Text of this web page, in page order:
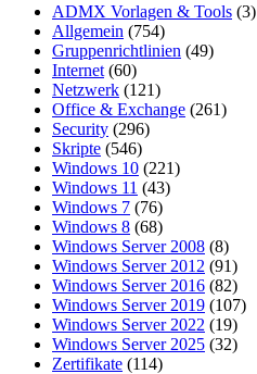
ADMX Vorlagen & Tools (3)
Allgemein (754)
Gruppenrichtlinien (49)
Internet (60)
Netzwerk (121)
Office & Exchange (261)
Security (296)
Skripte (546)
Windows 10 (221)
Windows 11 (43)
Windows 7 (76)
Windows 8 (68)
Windows Server 2008 (8)
Windows Server 2012 (91)
Windows Server 2016 (82)
Windows Server 2019 (107)
Windows Server 2022 (19)
Windows Server 2025 (32)
Zertifikate (114)